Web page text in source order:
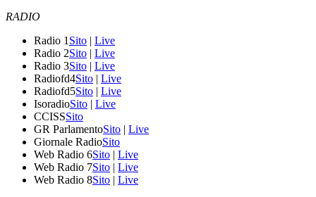
RADIO
Radio 1 Sito | Live
Radio 2Sito | Live
Radio 3Sito | Live
Radiofd4Sito | Live
Radiofd5Sito | Live
IsoradioSito | Live
CCISSSito
GR ParlamentoSito | Live
Giornale RadioSito
Web Radio 6Sito | Live
Web Radio 7Sito | Live
Web Radio 8Sito | Live